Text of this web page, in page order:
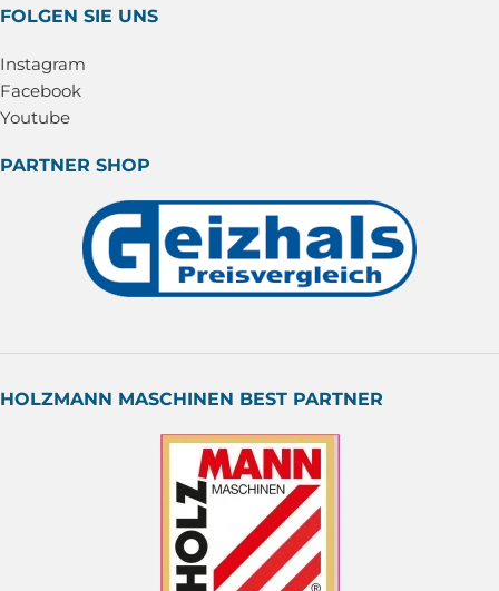
FOLGEN SIE UNS
Instagram
Facebook
Youtube
PARTNER SHOP
HOLZMANN MASCHINEN BEST PARTNER